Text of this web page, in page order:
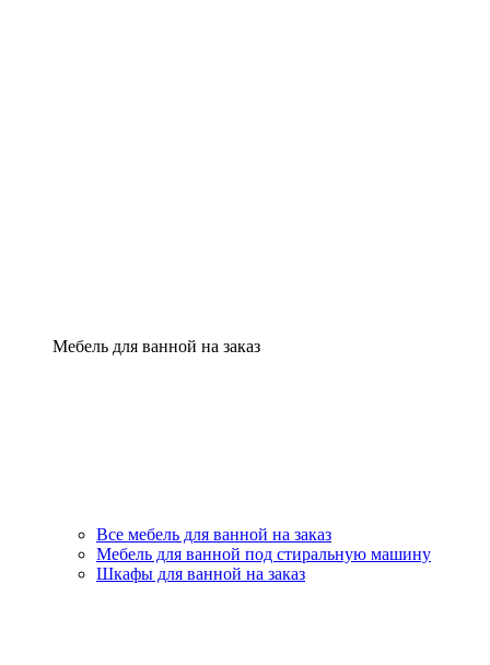
Мебель для ванной на заказ
Все мебель для ванной на заказ
Мебель для ванной под стиральную машину
Шкафы для ванной на заказ